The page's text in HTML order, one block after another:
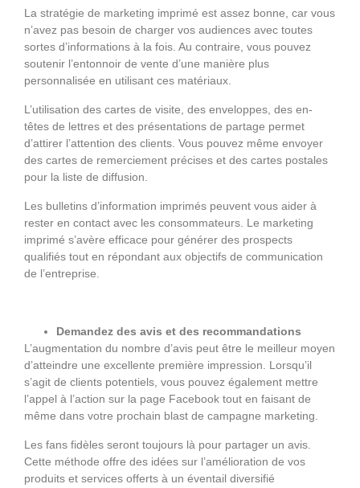
La stratégie de marketing imprimé est assez bonne, car vous
n’avez pas besoin de charger vos audiences avec toutes
sortes d’informations à la fois. Au contraire, vous pouvez
soutenir l’entonnoir de vente d’une manière plus
personnalisée en utilisant ces matériaux.
L’utilisation des cartes de visite, des enveloppes, des en-
têtes de lettres et des présentations de partage permet
d’attirer l’attention des clients. Vous pouvez même envoyer
des cartes de remerciement précises et des cartes postales
pour la liste de diffusion.
Les bulletins d’information imprimés peuvent vous aider à
rester en contact avec les consommateurs. Le marketing
imprimé s’avère efficace pour générer des prospects
qualifiés tout en répondant aux objectifs de communication
de l’entreprise.
Demandez des avis et des recommandations
L’augmentation du nombre d’avis peut être le meilleur moyen
d’atteindre une excellente première impression. Lorsqu’il
s’agit de clients potentiels, vous pouvez également mettre
l’appel à l’action sur la page Facebook tout en faisant de
même dans votre prochain blast de campagne marketing.
Les fans fidèles seront toujours là pour partager un avis.
Cette méthode offre des idées sur l’amélioration de vos
produits et services offerts à un éventail diversifié